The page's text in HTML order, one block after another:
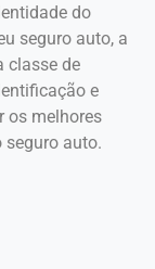
do
seguro auto, a
classe de
e
os melhores
seguro auto.